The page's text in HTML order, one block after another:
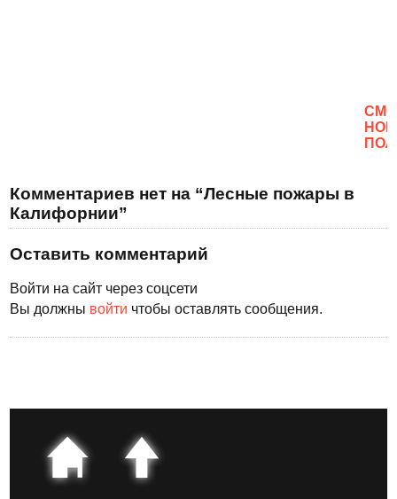
Комментариев нет на “Лесные пожары в
Калифорнии”
Оставить комментарий
Войти на сайт через соцсети
Вы должны войти чтобы оставлять сообщения.